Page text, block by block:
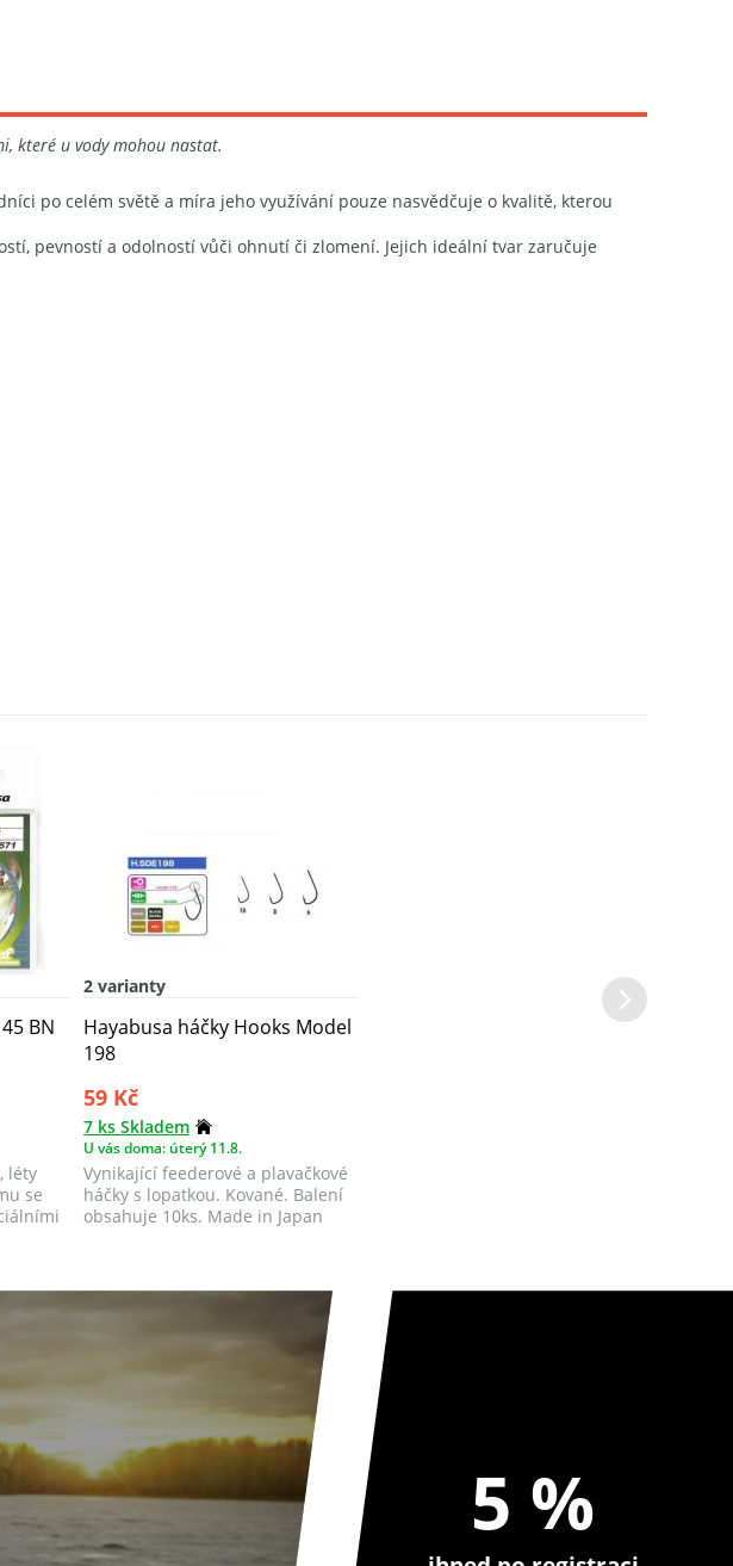
které u vody mohou nastat.
po celém světě a míra jeho využívání pouze nasvědčuje o kvalitě, kterou
pevností a odolností vůči ohnutí či zlomení. Jejich ideální tvar zaručuje
BN
léty
se
2 varianty
Hayabusa háčky Hooks Model
198
59 Kč
7 ks Skladem
U vás doma: úterý 11.8.
Vynikající feederové a plavačkové
háčky s lopatkou. Kované. Balení
obsahuje 10ks. Made in Japan
5 %